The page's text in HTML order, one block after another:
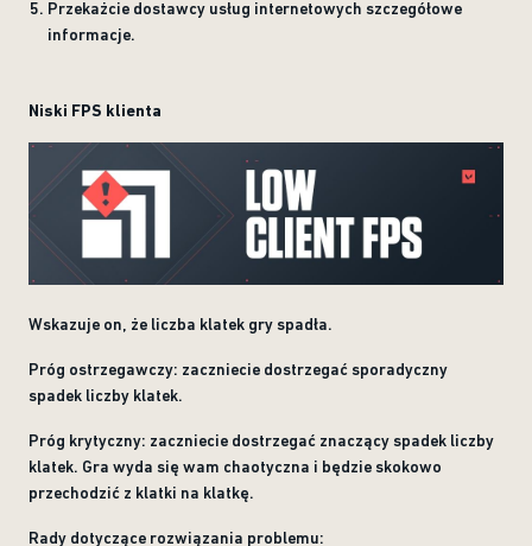
Przekażcie dostawcy usług internetowych szczegółowe
informacje.
Niski FPS klienta
Wskazuje on, że liczba klatek gry spadła.
Próg ostrzegawczy: zaczniecie dostrzegać sporadyczny
spadek liczby klatek.
Próg krytyczny: zaczniecie dostrzegać znaczący spadek liczby
klatek. Gra wyda się wam chaotyczna i będzie skokowo
przechodzić z klatki na klatkę.
Rady dotyczące rozwiązania problemu: